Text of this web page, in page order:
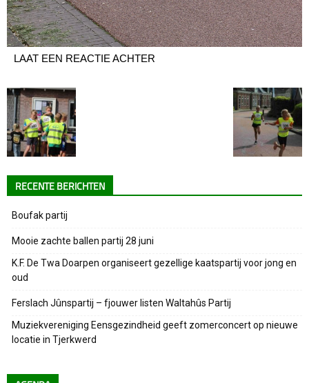
LAAT EEN REACTIE ACHTER
RECENTE BERICHTEN
Boufak partij
Mooie zachte ballen partij 28 juni
K.F. De Twa Doarpen organiseert gezellige kaatspartij voor jong en
oud
Ferslach Jûnspartij – fjouwer listen Waltahûs Partij
Muziekvereniging Eensgezindheid geeft zomerconcert op nieuwe
locatie in Tjerkwerd